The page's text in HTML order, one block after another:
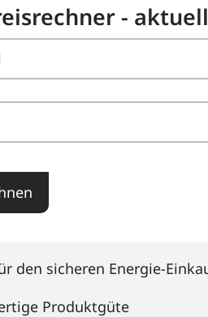
-
den sicheren Energie-
Produktgüte